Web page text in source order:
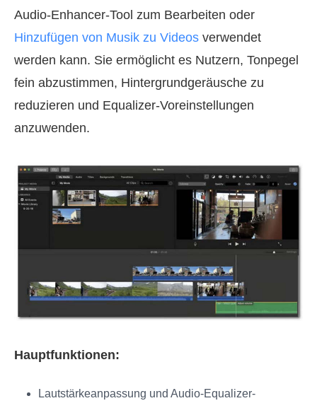
Audio-Enhancer-Tool zum Bearbeiten oder
Hinzufügen von Musik zu Videos verwendet
werden kann. Sie ermöglicht es Nutzern, Tonpegel
fein abzustimmen, Hintergrundgeräusche zu
reduzieren und Equalizer-Voreinstellungen
anzuwenden.
Hauptfunktionen:
Lautstärkeanpassung und Audio-Equalizer-